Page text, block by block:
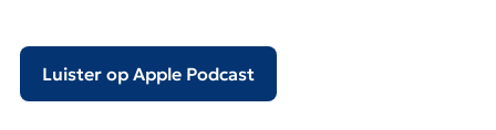
Luister op Apple Podcast